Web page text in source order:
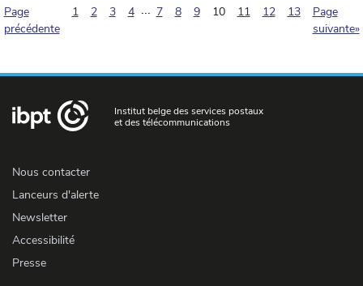
Page
précédente
1 2 3 4 ... 7 8 9 10(pagination.current)
11 12 13
Page
suivante»
Institut belge des services postaux
et des télécommunications
Nous contacter
Lanceurs d'alerte
Newsletter
Accessibilité
Presse